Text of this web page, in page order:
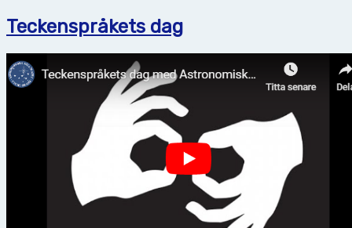
Teckenspråkets dag